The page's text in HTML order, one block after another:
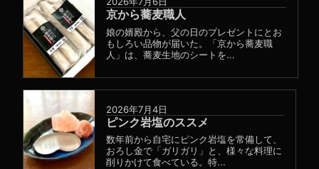
京から蕎麦職人
娘の婿殿から、父の日のプレゼントにとお
もしろい品物が届いた。「京から蕎麦職
人」は、蕎麦生地のシートを...
2026年7月4日
ピンク岩塩のススメ
数年前から自宅にピンク岩塩を常備して、
おろし金で「ガリガリ」と、様々な料理に
削りかけて食べている。特...